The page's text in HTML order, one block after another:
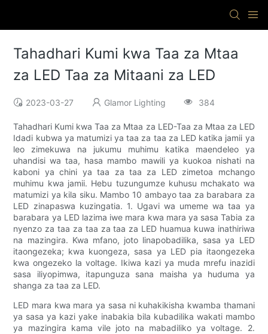
Tahadhari Kumi kwa Taa za Mtaa
za LED Taa za Mitaani za LED
2023-03-27 Glamor Lighting 384
Tahadhari Kumi kwa Taa za Mtaa za LED-Taa za Mtaa za LED
Idadi kubwa ya matumizi ya taa za taa za LED katika jamii ya
leo zimekuwa na jukumu muhimu katika maendeleo ya
uhandisi wa taa, hasa mambo mawili ya kuokoa nishati na
kaboni ya chini ya taa za taa za LED zimetoa mchango
muhimu kwa jamii. Hebu tuzungumze kuhusu mchakato wa
matumizi ya kila siku. Mambo 10 ambayo taa za barabara za
LED zinapaswa kuzingatia. 1. Ugavi wa umeme wa taa ya
barabara ya LED lazima iwe mara kwa mara ya sasa Tabia za
nyenzo za taa za taa za taa za LED huamua kuwa inathiriwa
na mazingira. Kwa mfano, joto linapobadilika, sasa ya LED
itaongezeka; kwa kuongeza, sasa ya LED pia itaongezeka
kwa ongezeko la voltage. Ikiwa kazi ya muda mrefu inazidi
sasa iliyopimwa, itapunguza sana maisha ya huduma ya
shanga za taa za LED.
LED mara kwa mara ya sasa ni kuhakikisha kwamba thamani
ya sasa ya kazi yake inabakia bila kubadilika wakati mambo
ya mazingira kama vile joto na mabadiliko ya voltage. 2.